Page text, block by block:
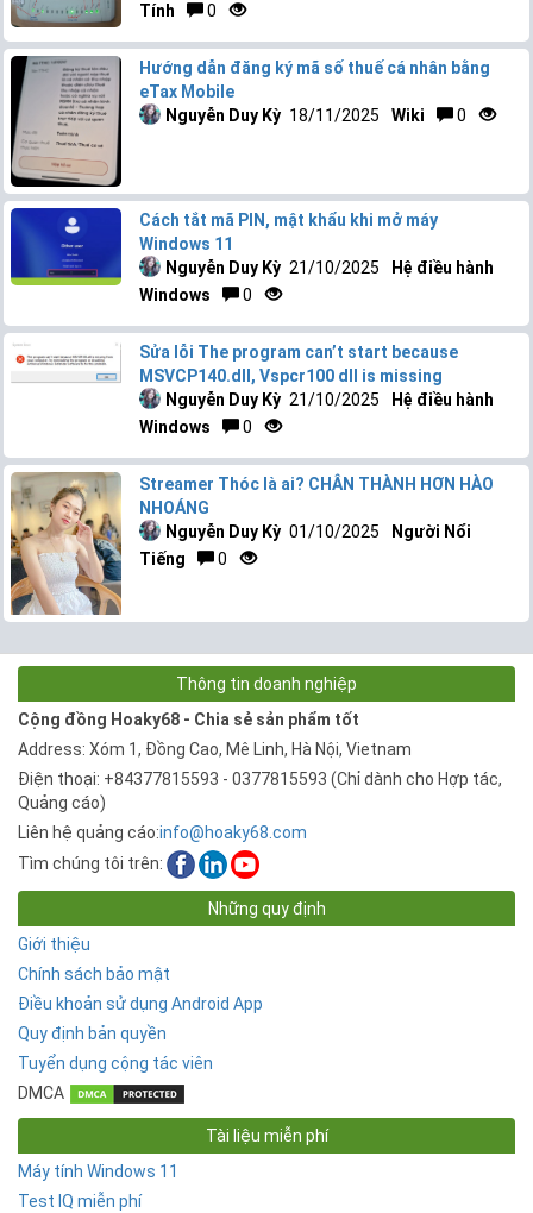
Tính
0
Hướng dẫn đăng ký mã số thuế cá nhân bằng
eTax Mobile
Nguyễn Duy Kỳ 18/11/2025 Wiki 0
Cách tắt mã PIN, mật khẩu khi mở máy
Windows 11
Nguyễn Duy Kỳ 21/10/2025
Hệ điều hành
Windows
0
Sửa lỗi The program can’t start because
MSVCP140.dll, Vspcr100 dll is missing
Nguyễn Duy Kỳ 21/10/2025
Hệ điều hành
Windows
0
Streamer Thóc là ai? CHÂN THÀNH HƠN HÀO
NHOÁNG
Nguyễn Duy Kỳ 01/10/2025
Người Nổi
Tiếng
0
Thông tin doanh nghiệp
Cộng đồng Hoaky68 - Chia sẻ sản phẩm tốt
Address: Xóm 1, Đồng Cao, Mê Linh, Hà Nội, Vietnam
Điện thoại: +84377815593 - 0377815593 (Chỉ dành cho Hợp tác,
Quảng cáo)
Liên hệ quảng cáo:info@hoaky68.com
Tìm chúng tôi trên:
Những quy định
Giới thiệu
Chính sách bảo mật
Điều khoản sử dụng Android App
Quy định bản quyền
Tuyển dụng cộng tác viên
DMCA
Tài liệu miễn phí
Máy tính Windows 11
Test IQ miễn phí